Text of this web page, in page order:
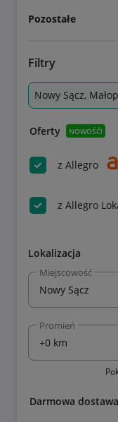
Pozostałe
Filtry
Nowy Sącz,
Oferty NOWOŚĆ!
z Allegro
z Allegro
Lokalizacja
Miejscowość
Promień
Darmowa dostawa